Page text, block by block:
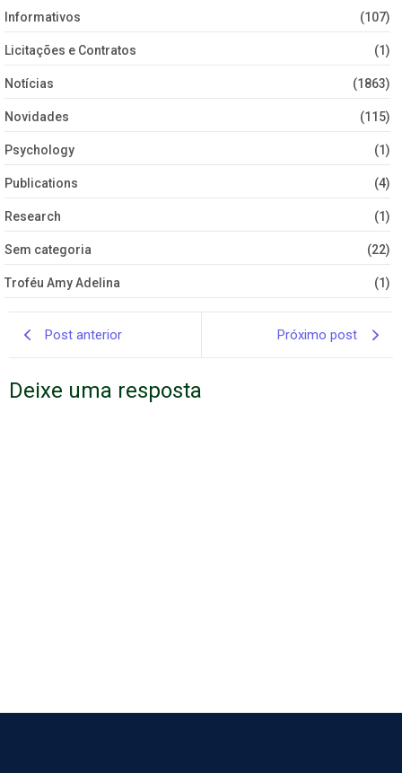
Informativos (107)
Licitações e Contratos (1)
Notícias (1863)
Novidades (115)
Psychology (1)
Publications (4)
Research (1)
Sem categoria (22)
Troféu Amy Adelina (1)
Post anterior Próximo post
Deixe uma resposta